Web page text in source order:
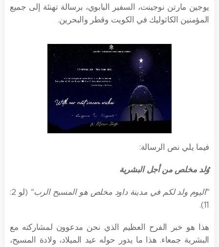
يوجين مارتن نوجينت، السفير البابوي، برسالة تهنئة إلى جميع
المؤمنين الكاثوليك في الكويت وقطر والبحرين.
فيما يلي نص الرسالة:
وُلد مخلص من أجل البشرية
"اليوم ولد لكم في مدينة داود مخلص هو المسيح الرب"
(لو 2:
11).
هذا هو خبر الفرح العظيم الذي نحن مدعوون لمشاركته مع
البشرية جمعاء. هذا ما يدور حوله عيد الميلاد، ولادة المسيح،